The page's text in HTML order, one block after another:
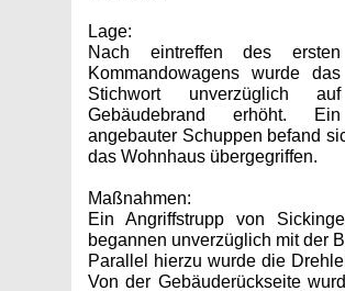
Lage:
Nach eintreffen des ersten
Kommandowagens wurde das
Stichwort unverzüglich auf
Gebäudebrand erhöht. Ein
angebauter Schuppen befand
das Wohnhaus übergegriffen.
Maßnahmen:
Ein Angriffstrupp von
begannen unverzüglich mit der
Parallel hierzu wurde die
Von der Gebäuderückseite